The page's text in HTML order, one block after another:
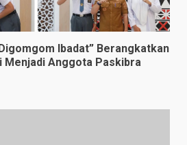
Ibadat” Berangkatkan
Menjadi Anggota Paskibra